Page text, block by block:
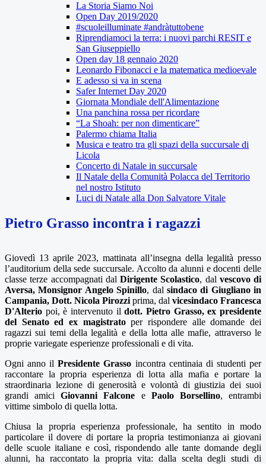
La Storia Siamo Noi
Open Day 2019/2020
#scuoleilluminate #andràtuttobene
Riprendiamoci la terra: i nuovi parchi RESIT e
San Giuseppiello
Open day 18 gennaio 2020
Leonardo Fibonacci e la matematica medioevale
E adesso si va in scena
Safer Internet Day 2020
Giornata Mondiale dell'Alimentazione
Una panchina rossa per ricordare
“La Shoah: per non dimenticare”
Palermo chiama Italia
Musica e teatro tra gli spazi della succursale di
Licola
Concerto di Natale in succursale
Il Natale della Comunità Polacca del Territorio
nel nostro Istituto
Luci di Natale alla Don Salvatore Vitale
Pietro Grasso incontra i ragazzi
Giovedì 13 aprile 2023, mattinata all’insegna della legalità presso
l’auditorium della sede succursale. Accolto da alunni e docenti delle
classe terze accompagnati dal Dirigente Scolastico, dal vescovo di
Aversa, Monsignor Angelo Spinillo, dal sindaco di Giugliano in
Campania, Dott. Nicola Pirozzi prima, dal vicesindaco Francesca
D'Alterio poi, è intervenuto ildott.Pietro Grasso, ex presidente
del Senato ed ex magistratoper rispondere alle domande dei
ragazzi sui temi della legalità e della lotta alle mafie, attraverso le
proprie variegate esperienze professionali e di vita.
Ogni anno ilPresidente Grasso incontra centinaia di studenti per
raccontare la propria esperienza di lotta alla mafia e portare la
straordinaria lezione di generosità e volontà di giustizia dei suoi
grandi amiciGiovanni Falcone e Paolo Borsellino, entrambi
vittime simbolo di quella lotta.
Chiusa la propria esperienza professionale, ha sentito in modo
particolare il dovere di portare la propria testimonianza ai giovani
delle scuole italiane e così, rispondendo alle tante domande degli
alunni, ha raccontato la propria vita: dalla scelta degli studi di